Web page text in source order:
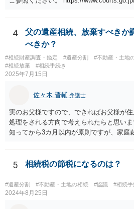
4
父の遺産相続、放棄すべきか
べきか？
#相続財産調査・鑑定 #遺産分割 #不動産・土地
#相続放棄
#相続手続き
2025年7月15日
佐々木 晋輔 弁護士
実のお父様ですので、できればお父様が
処理をされる方向で考えられたらと思いま
知ってから3カ月以内が原則ですが、家庭
放棄するかどうか決めることができます
することはありませんので、数年後に借
ありません。 なお、私が扱った相続放棄
伸長して調査したところ、サラ金に対する
つかったため相続したという事例がありま
5 相続税の節税になるのは？
#遺産分割 #不動産・土地の相続 #協議 #相続手
2024年8月25日